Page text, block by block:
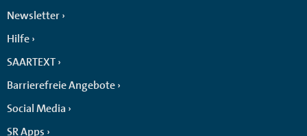
Newsletter
Hilfe
SAARTEXT
Barrierefreie Angebote
Social Media
SR Apps